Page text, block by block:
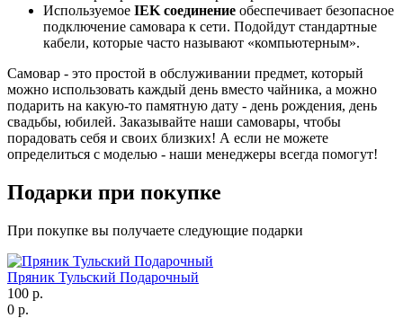
Используемое IEK соединение обеспечивает безопасное
подключение самовара к сети. Подойдут стандартные
кабели, которые часто называют «компьютерным».
Самовар - это простой в обслуживании предмет, который
можно использовать каждый день вместо чайника, а можно
подарить на какую-то памятную дату - день рождения, день
свадьбы, юбилей. Заказывайте наши самовары, чтобы
порадовать себя и своих близких! А если не можете
определиться с моделью - наши менеджеры всегда помогут!
Подарки при покупке
При покупке вы получаете следующие подарки
Пряник Тульский Подарочный
100 р.
0 р.